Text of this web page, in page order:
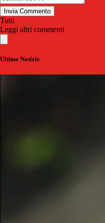
Invia Commento
Tutti
Leggi altri commenti
Ultime Notizie